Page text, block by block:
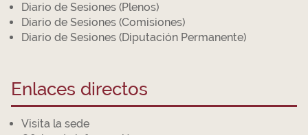
Diario de Sesiones (Plenos)
Diario de Sesiones (Comisiones)
Diario de Sesiones (Diputación Permanente)
Enlaces directos
Visita la sede